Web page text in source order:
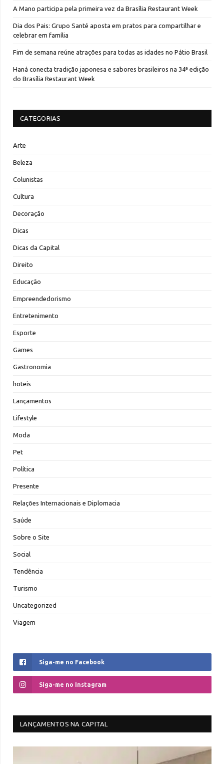
A Mano participa pela primeira vez da Brasília Restaurant Week
Dia dos Pais: Grupo Santé aposta em pratos para compartilhar e
celebrar em família
Fim de semana reúne atrações para todas as idades no Pátio Brasil
Haná conecta tradição japonesa e sabores brasileiros na 34ª edição
do Brasília Restaurant Week
CATEGORIAS
Arte
Beleza
Colunistas
Cultura
Decoração
Dicas
Dicas da Capital
Direito
Educação
Empreendedorismo
Entretenimento
Esporte
Games
Gastronomia
hoteis
Lançamentos
Lifestyle
Moda
Pet
Política
Presente
Relações Internacionais e Diplomacia
Saúde
Sobre o Site
Social
Tendência
Turismo
Uncategorized
Viagem
Siga-me no Facebook
Siga-me no Instagram
LANÇAMENTOS NA CAPITAL